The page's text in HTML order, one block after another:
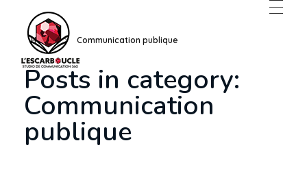
Home Communication publique
Posts in category:
Communication
publique